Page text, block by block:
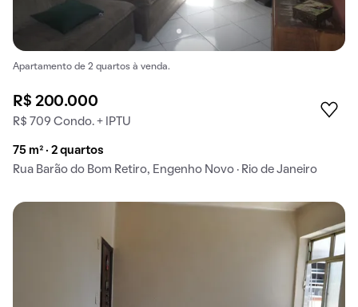
Apartamento de 2 quartos à venda.
R$ 200.000
R$ 709 Condo. + IPTU
75 m² · 2 quartos
Rua Barão do Bom Retiro, Engenho Novo · Rio de Janeiro